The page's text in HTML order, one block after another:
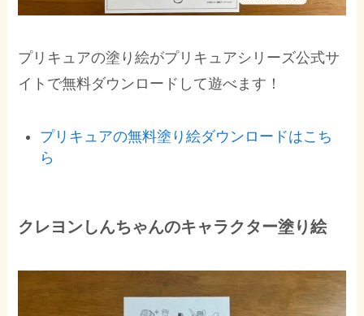
プリキュアの塗り絵がプリキュアシリーズ公式サ
イトで無料ダウンロードして遊べます！
プリキュアの無料塗り絵ダウンロードはこち
ら
クレヨンしんちゃんのキャラクター塗り絵